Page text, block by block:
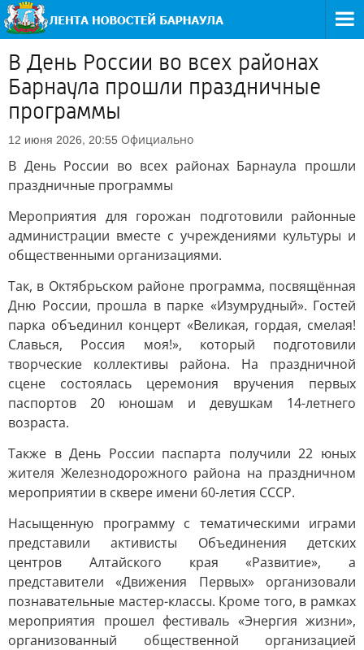
В День России во всех районах
Барнаула прошли праздничные
программы
12 июня 2026, 20:55 Официально
В День России во всех районах Барнаула прошли
праздничные программы
Мероприятия для горожан подготовили районные
администрации вместе с учреждениями культуры и
общественными организациями.
Так, в Октябрьском районе программа, посвящённая
Дню России, прошла в парке «Изумрудный». Гостей
парка объединил концерт «Великая, гордая, смелая!
Славься, Россия моя!», который подготовили
творческие коллективы района. На праздничной
сцене состоялась церемония вручения первых
паспортов 20 юношам и девушкам 14-летнего
возраста.
Также в День России паспарта получили 22 юных
жителя Железнодорожного района на праздничном
мероприятии в сквере имени 60-летия СССР.
Насыщенную программу с тематическими играми
представили активисты Объединения детских
центров Алтайского края «Развитие», а
представители «Движения Первых» организовали
познавательные мастер-классы. Кроме того, в рамках
мероприятия прошел фестиваль «Энергия жизни»,
организованный общественной организацией